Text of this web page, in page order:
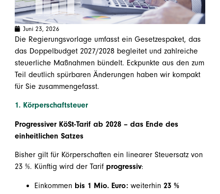
Juni 23, 2026
Die Regierungsvorlage umfasst ein Gesetzespaket, das
das Doppelbudget 2027/2028 begleitet und zahlreiche
steuerliche Maßnahmen bündelt. Eckpunkte aus den zum
Teil deutlich spürbaren Änderungen haben wir kompakt
für Sie zusammengefasst.
1. Körperschaftsteuer
Progressiver KöSt-Tarif ab 2028 – das Ende des
einheitlichen Satzes
Bisher gilt für Körperschaften ein linearer Steuersatz von
23 %. Künftig wird der Tarif progressiv:
Einkommen bis 1 Mio. Euro: weiterhin 23 %